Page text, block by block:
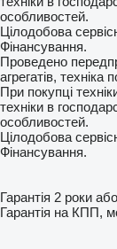
особливостей.
Цілодобова
Фінансування.
Проведено
агрегатів, техніка
При покупці
техніки в
особливостей.
Цілодобова
Фінансування.
Гарантія 2 роки
Гарантія на КПП,